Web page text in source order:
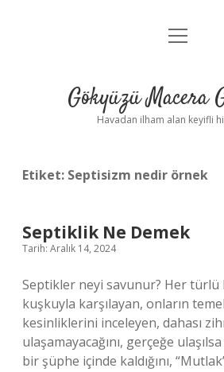
Anasayfa
Yasal Uyarı
menüyü
Gökyüzü Macera
Havadan ilham alan keyifli
Etiket: Septisizm nedir örnek
Septiklik Ne Demek
Tarih: Aralık 14, 2024
Septikler neyi savunur? Her türlü
kuşkuyla karşılayan, onların
kesinliklerini inceleyen, dahası
ulaşamayacağını, gerçeğe
bir şüphe içinde kaldığını,